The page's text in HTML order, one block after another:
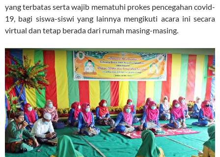
yang terbatas serta wajib mematuhi prokes pencegahan covid-
19, bagi siswa-siswi yang lainnya mengikuti acara ini secara
virtual dan tetap berada dari rumah masing-masing.